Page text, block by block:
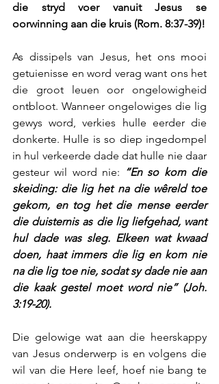
die stryd voer vanuit Jesus se
oorwinning aan die kruis (Rom. 8:37-39)!
As dissipels van Jesus, het ons mooi
getuienisse en word verag want ons het
die groot leuen oor ongelowigheid
ontbloot. Wanneer ongelowiges die lig
gewys word, verkies hulle eerder die
donkerte. Hulle is so diep ingedompel
in hul verkeerde dade dat hulle nie daar
gesteur wil word nie: “En so kom die
skeiding: die lig het na die wêreld toe
gekom, en tog het die mense eerder
die duisternis as die lig liefgehad, want
hul dade was sleg. Elkeen wat kwaad
doen, haat immers die lig en kom nie
na die lig toe nie, sodat sy dade nie aan
die kaak gestel moet word nie” (Joh.
3:19-20).
Die gelowige wat aan die heerskappy
van Jesus onderwerp is en volgens die
wil van die Here leef, hoef nie bang te